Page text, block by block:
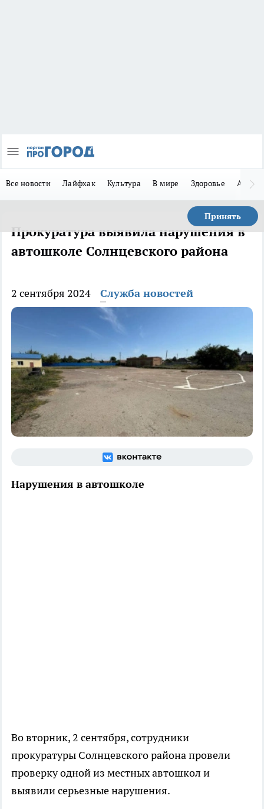
Все новости Лайфхак Культура В мире Здоровье Авто
Принять
Прокуратура выявила нарушения в
автошколе Солнцевского района
2 сентября 2024 Служба новостей
Нарушения в автошколе
Во вторник, 2 сентября, сотрудники
прокуратуры Солнцевского района провели
проверку одной из местных автошкол и
выявили серьезные нарушения.